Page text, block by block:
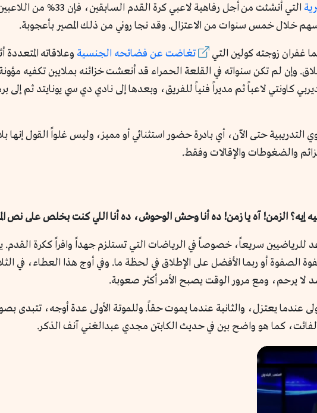
التي أنشئت من أجل رفاهية
وقد نجا روني من ذلك المصير بأعجوبة.
غفران زوجته كولين التي تغاضت عن فضائحه الجنسية وعلاقاته
وإن لم تكن سنواته في القلعة الحمراء قد أنعشت خزائنه بملايين تكفيه
ديربي كاونتي لاعباً ثم مديراً فنياً للفريق، وبعدها إلى نادي دي سي يونايتد ثم
التدريبية حتى الآن، أي بادرة حضور استثنائي أو مميز، وليس غلواً القول إنها
والضغوطات والإقالات وفقط.
فيه إيه؟ الزمن! آه يا زمن! ده أنا وحش الوحوش، ده أنا اللي كنت بخلص على
للرياضيين سريعاً، خصوصاً في الرياضات التي تستلزم جهداً وافراً ككرة
الصفوة أو ربما الأفضل على الإطلاق في لحظة ما. وفي أوج هذا العطاء، في
لا يرحم، ومع مرور الوقت يصبح الأمر أكثر صعوبة.
عندما يعتزل، والثانية عندما يموت حقاً. وللموتة الأولى عدة أوجه، تتبدى
الفائت، كما هو واضح بين في حديث الكابتن مجدي عبدالغني آنف الذكر.